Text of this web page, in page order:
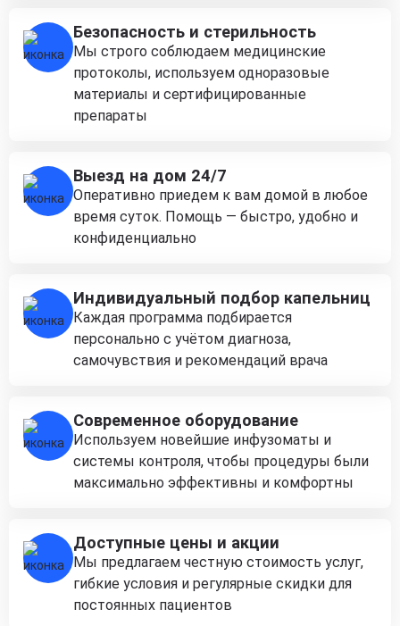
Безопасность и стерильность
Мы строго соблюдаем медицинские
протоколы, используем одноразовые
материалы и сертифицированные
препараты
Выезд на дом 24/7
Оперативно приедем к вам домой в любое
время суток. Помощь — быстро, удобно и
конфиденциально
Индивидуальный подбор капельниц
Каждая программа подбирается
персонально с учётом диагноза,
самочувствия и рекомендаций врача
Современное оборудование
Используем новейшие инфузоматы и
системы контроля, чтобы процедуры были
максимально эффективны и комфортны
Доступные цены и акции
Мы предлагаем честную стоимость услуг,
гибкие условия и регулярные скидки для
постоянных пациентов